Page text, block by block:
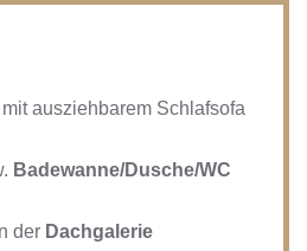
ausziehbarem Schlafsofa
Badewanne/Dusche/WC
der Dachgalerie